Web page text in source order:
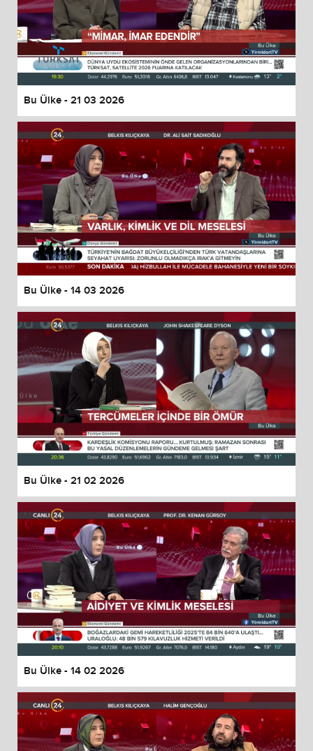
Bu Ülke - 21 03 2026
Bu Ülke - 14 03 2026
Bu Ülke - 21 02 2026
Bu Ülke - 14 02 2026